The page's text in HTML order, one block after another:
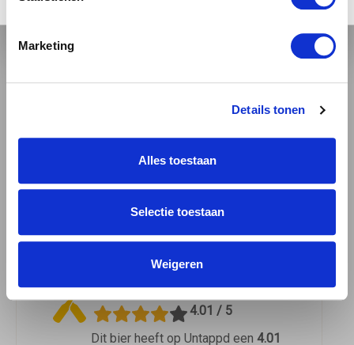
Marketing
Details tonen
Alles toestaan
Selectie toestaan
Weigeren
De bieren van Bang The Elephant Brewing zijn bij
Sounds' is een echte aanrader voor de
vertrouwd en toegankelijk is. Laat je meevoeren
door de walvisgeluiden en geniet van deze
bijzondere Quadruple IPA. Proost!
bierstijl IPA.
DownloadBang The Elephant Brewing Even more whale sounds
4.01 / 5
Dit bier heeft op Untappd een4.01